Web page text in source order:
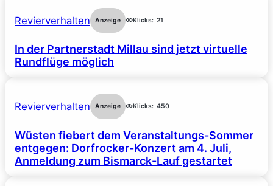
Revierverhalten Anzeige Klicks: 21
In der Partnerstadt Millau sind jetzt virtuelle
Rundflüge möglich
Revierverhalten Anzeige Klicks: 450
Wüsten fiebert dem Veranstaltungs-Sommer
entgegen: Dorfrocker-Konzert am 4. Juli,
Anmeldung zum Bismarck-Lauf gestartet